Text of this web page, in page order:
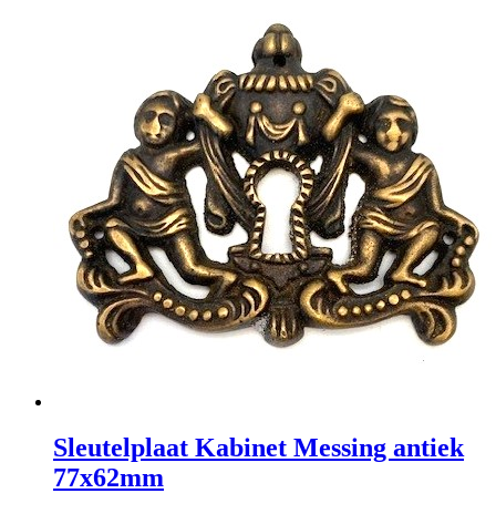
Sleutelplaat Kabinet Messing antiek
77x62mm